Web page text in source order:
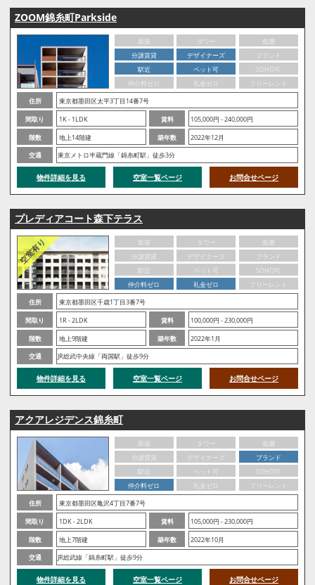
ZOOM錦糸町Parkside
新築 タワー
低層
分譲賃貸
デザイナーズ
ブランド
駅近
ペット可
SOHO可
仲介料ゼロ
礼金ゼロ
フリーレント
住所
東京都墨田区太平3丁目14番7号
間取り
1K - 1LDK 賃料
105,000円 - 240,000円
階数
地上14階建 築年数
2022年12月
交通
東京メトロ半蔵門線「錦糸町駅」徒歩3分
物件詳細を見る 空室一覧ページ お問合せページ
プレディアコート森下テラス
新築 タワー
低層
分譲賃貸
デザイナーズ
ブランド
駅近
ペット可
SOHO可
仲介料ゼロ
礼金ゼロ
フリーレント
住所
東京都墨田区千歳1丁目3番7号
間取り
1R - 2LDK 賃料
100,000円 - 230,000円
階数
地上9階建 築年数
2022年1月
交通
JR総武中央線「両国駅」徒歩9分
物件詳細を見る 空室一覧ページ お問合せページ
アクアレジデンス錦糸町
新築 タワー
低層
分譲賃貸
デザイナーズ
ブランド
駅近
ペット可
SOHO可
仲介料ゼロ
礼金ゼロ
フリーレント
住所
東京都墨田区亀沢4丁目7番7号
間取り
1DK - 2LDK 賃料
105,000円 - 230,000円
階数
地上7階建 築年数
2022年10月
交通
JR総武線「錦糸町駅」徒歩9分
物件詳細を見る 空室一覧ページ お問合せページ